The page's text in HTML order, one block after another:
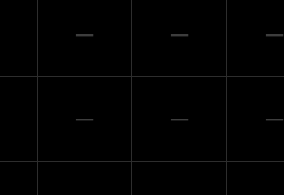
─ ─ ─
─ ─ ─